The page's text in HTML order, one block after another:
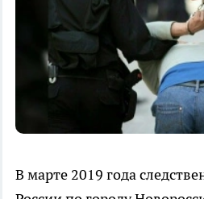
В марте 2019 года